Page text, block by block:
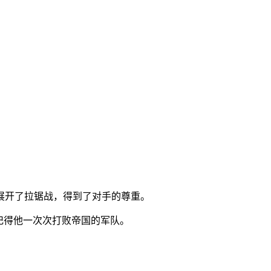
了拉锯战，得到了对手的尊重。
他一次次打败帝国的军队。